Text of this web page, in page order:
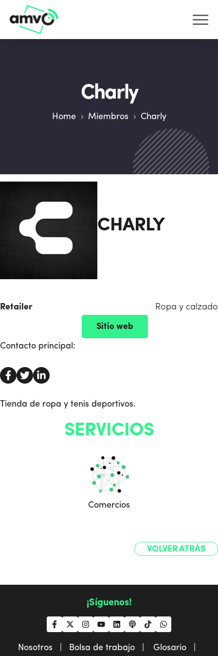
Charly
Home › Miembros › Charly
CHARLY
Retailer Ropa y calzado
Sitio web
Contacto principal:
Tienda de ropa y tenis deportivos.
SERVICIOS
Comercios
VOLVER ATRÁS
¡Síguenos!
Nosotros | Bolsa de trabajo |
Glosario |